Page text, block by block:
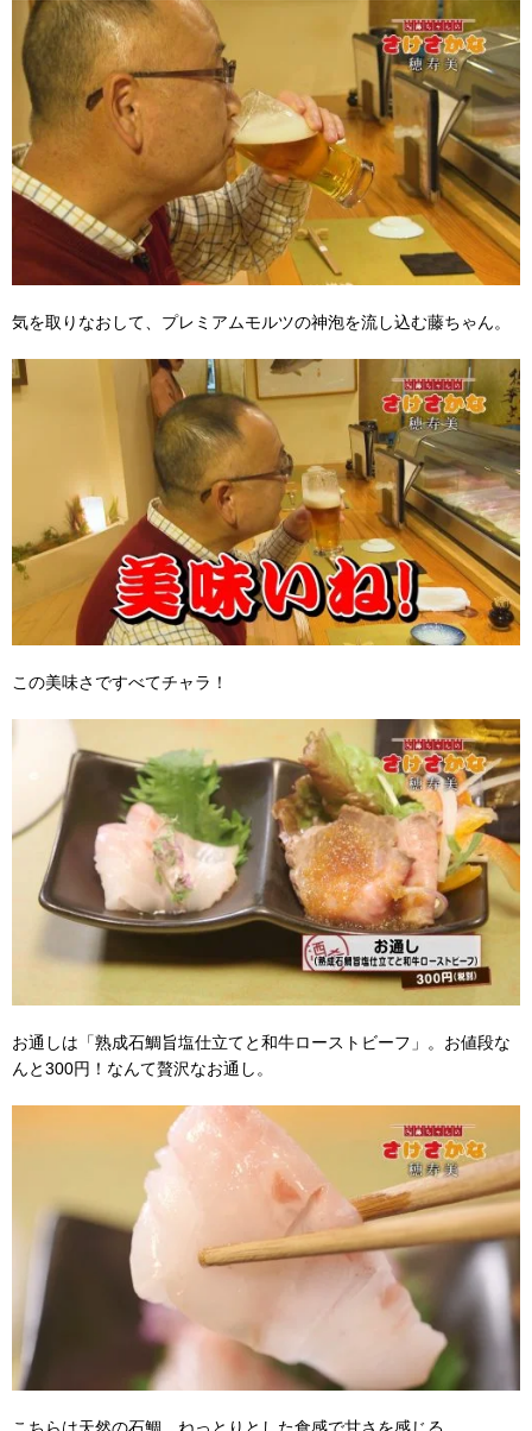
気を取りなおして、プレミアムモルツの神泡を流し込む藤ちゃん。
この美味さですべてチャラ！
お通しは「熟成石鯛旨塩仕立てと和牛ローストビーフ」。お値段な
んと300円！なんて贅沢なお通し。